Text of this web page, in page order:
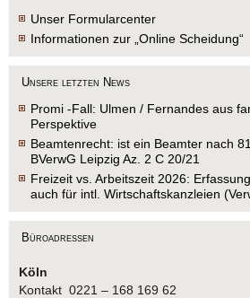
Unser Formularcenter
Informationen zur „Online Scheidung“
Unsere letzten News
Promi -Fall: Ulmen / Fernandes aus
Perspektive
Beamtenrecht: ist ein Beamter nach
BVerwG Leipzig Az. 2 C 20/21
Freizeit vs. Arbeitszeit 2026:
auch für intl. Wirtschaftskanzleien
Büroadressen
Köln
Kontakt 0221 – 168 169 62